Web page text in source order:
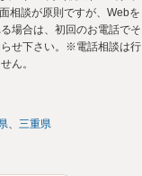
相談が原則ですが、Webを
場合は、初回のお電話でそ
せ下さい。※電話相談は行
ん。
三重県